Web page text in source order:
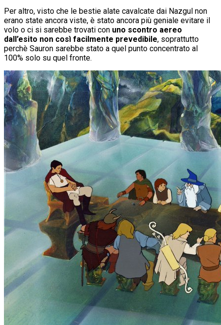
Per altro, visto che le bestie alate cavalcate dai Nazgul non
erano state ancora viste, è stato ancora più geniale evitare il
volo o ci si sarebbe trovati con uno scontro aereo
dall’esito non così facilmente prevedibile, soprattutto
perchè Sauron sarebbe stato a quel punto concentrato al
100% solo su quel fronte.